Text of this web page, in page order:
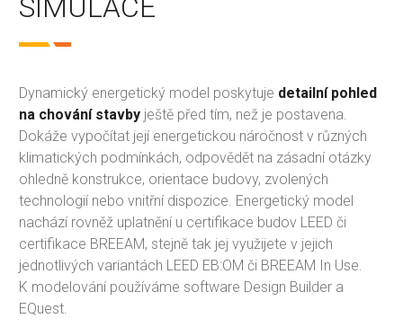
Dynamický energetický model poskytuje detailní pohled
na chování stavby ještě před tím, než je postavena.
Dokáže vypočítat její energetickou náročnost v různých
klimatických podmínkách, odpovědět na zásadní otázky
ohledně konstrukce, orientace budovy, zvolených
technologií nebo vnitřní dispozice. Energetický model
nachází rovněž uplatnění u certifikace budov LEED či
certifikace BREEAM, stejně tak jej využijete v jejich
jednotlivých variantách LEED EB:OM či BREEAM In Use.
K modelování používáme software Design Builder a
EQuest.